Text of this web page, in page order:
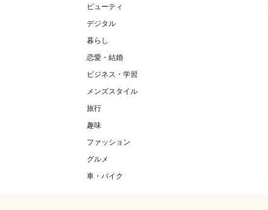
ビューティ
デジタル
暮らし
恋愛・結婚
ビジネス・学習
メンズスタイル
旅行
趣味
ファッション
グルメ
車・バイク